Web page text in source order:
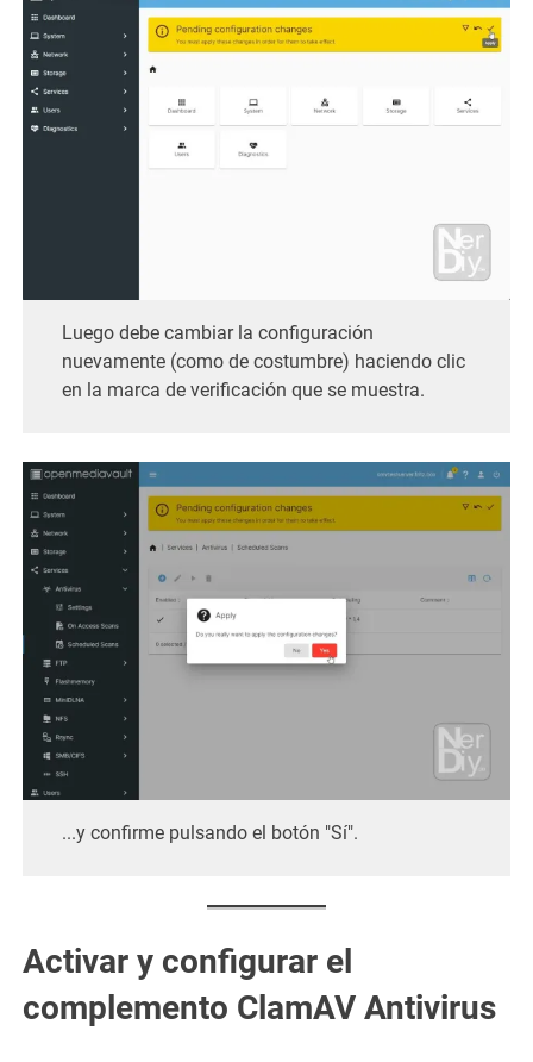
Luego debe cambiar la configuración
nuevamente (como de costumbre) haciendo clic
en la marca de verificación que se muestra.
...y confirme pulsando el botón "Sí".
Activar y configurar el
complemento ClamAV Antivirus